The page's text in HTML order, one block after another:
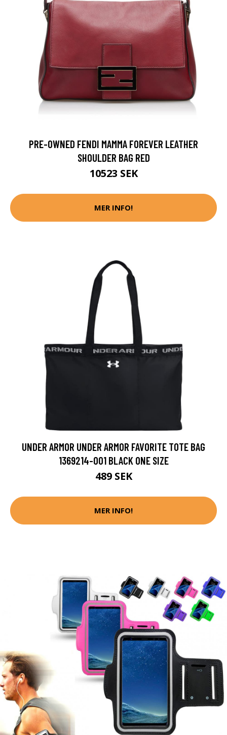
PRE-OWNED FENDI MAMMA FOREVER LEATHER
SHOULDER BAG RED
10523 SEK
MER INFO!
UNDER ARMOR UNDER ARMOR FAVORITE TOTE BAG
1369214-001 BLACK ONE SIZE
489 SEK
MER INFO!